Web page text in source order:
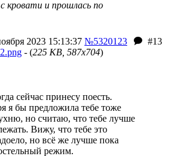
кровати и прошлась по
2023 15:13:37 №5320123
#13
- (225 KB, 587x704)
сейчас принесу поесть.
я бы предложила тебе тоже
но считаю, что тебе лучше
Вижу, что тебе это
но всё же лучше пока
режим.